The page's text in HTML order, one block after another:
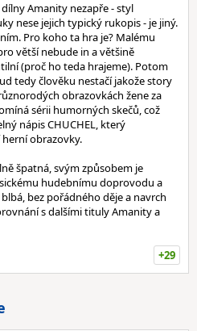
Amanity nezapře - styl
nese jejich typický rukopis - je jiný.
Pro koho ta hra je? Malému
větší nebude in a většině
(proč ho teda hrajeme). Potom
tedy člověku nestačí jakože story
obrazovkách žene za
sérii humorných skečů, což
nápis CHUCHEL, který
obrazovky.
špatná, svým způsobem je
hudebnímu doprovodu a
bez pořádného děje a navrch
s dalšími tituly Amanity a
+29